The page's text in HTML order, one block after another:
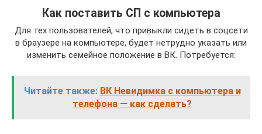
Как поставить СП с компьютера
Для тех пользователей, что привыкли сидеть в соцсети
в браузере на компьютере, будет нетрудно указать или
изменить семейное положение в ВК. Потребуется:
Читайте также: ВК Невидимка с компьютера и
телефона — как сделать?